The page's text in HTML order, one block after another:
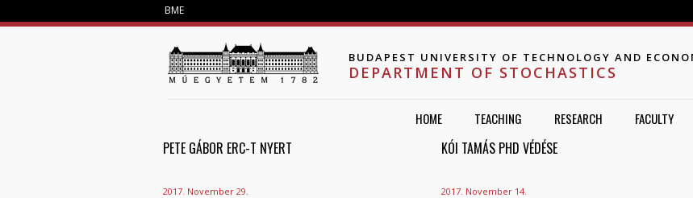
BME
BUDAPEST UNIVERSITY OF TECHNOLOGY AND
DEPARTMENT OF STOCHASTICS
HOME TEACHING RESEARCH FACULTY
PETE GÁBOR ERC-T NYERT
2017. November 29.
KÓI TAMÁS PHD VÉDÉSE
2017. November 14.
PAGES